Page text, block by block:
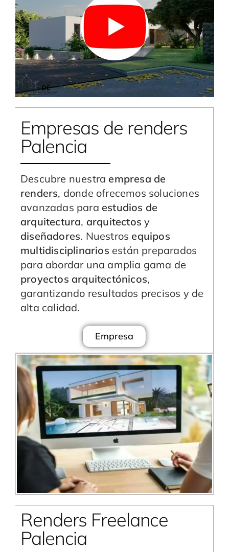
Empresas de renders
Palencia
Descubre nuestra empresa de
renders, donde ofrecemos soluciones
avanzadas para estudios de
arquitectura, arquitectos y
diseñadores. Nuestros equipos
multidisciplinarios están preparados
para abordar una amplia gama de
proyectos arquitectónicos,
garantizando resultados precisos y de
alta calidad.
Empresa
Renders Freelance
Palencia